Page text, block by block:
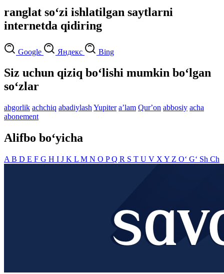
ranglat so‘zi ishlatilgan saytlarni
internetda qidiring
Google Яндекс Bing
Siz uchun qiziq bo‘lishi mumkin bo‘lgan
so‘zlar
abgorlik achchiq abadiylash Yupiter aʼlam Qurʼon abbosiy acha
abonement
Alifbo bo‘yicha
A B D E F G H I J K L M N O PQ R S T U V X Y Z O‘ G‘ Sh Ch